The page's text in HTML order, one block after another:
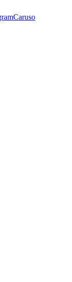
Caruso